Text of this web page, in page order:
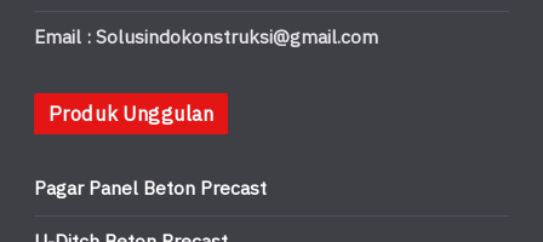
Email : Solusindokonstruksi@gmail.com
Produk Unggulan
Pagar Panel Beton Precast